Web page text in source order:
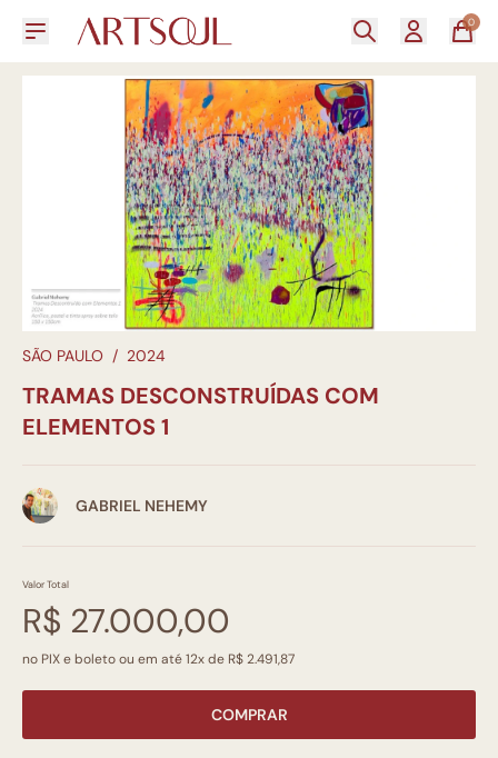
0
SÃO PAULO / 2024
TRAMAS DESCONSTRUÍDAS COM
ELEMENTOS 1
GABRIEL NEHEMY
Valor Total
R$ 27.000,00
no PIX e boleto ou em até 12x de R$ 2.491,87
COMPRAR